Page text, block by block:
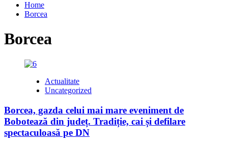
Home
Borcea
Borcea
Actualitate
Uncategorized
Borcea, gazda celui mai mare eveniment de
Bobotează din județ. Tradiție, cai și defilare
spectaculoasă pe DN